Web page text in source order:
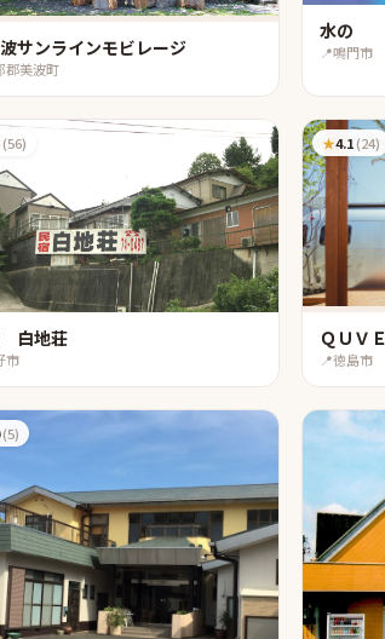
サンラインモビレージ
郡美波町
水の
📍鳴門市
(56)
白地荘
市
★4.1(24)
ＱＵＶ
📍徳島市
(5)